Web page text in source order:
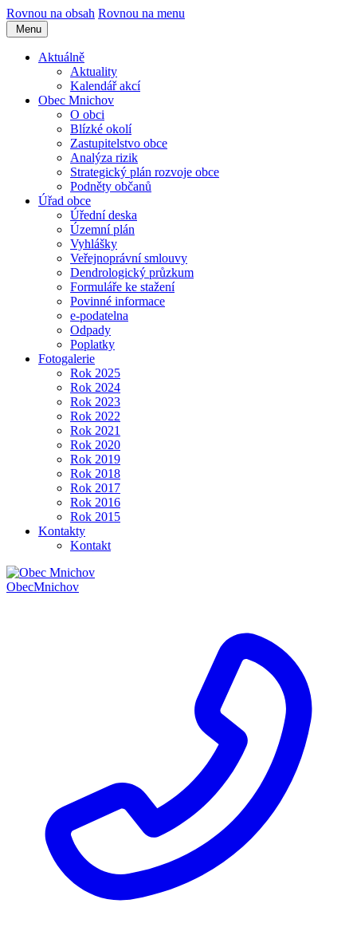
Rovnou na obsah Rovnou na menu
Menu
Aktuálně
Aktuality
Kalendář akcí
Obec Mnichov
O obci
Blízké okolí
Zastupitelstvo obce
Analýza rizik
Strategický plán rozvoje obce
Podněty občanů
Úřad obce
Úřední deska
Územní plán
Vyhlášky
Veřejnoprávní smlouvy
Dendrologický průzkum
Formuláře ke stažení
Povinné informace
e-podatelna
Odpady
Poplatky
Fotogalerie
Rok 2025
Rok 2024
Rok 2023
Rok 2022
Rok 2021
Rok 2020
Rok 2019
Rok 2018
Rok 2017
Rok 2016
Rok 2015
Kontakty
Kontakt
ObecMnichov